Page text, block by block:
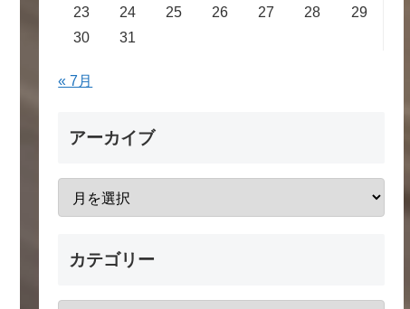
23
24 25 26 27 28
29
30
31
« 7月
アーカイブ
カテゴリー